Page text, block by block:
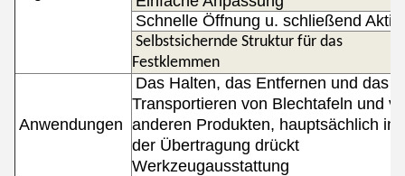
Schnelle Öffnung u. schließend
Selbstsichernde Struktur für das
Festklemmen
Anwendungen
Das Halten, das Entfernen und das
Transportieren von Blechtafeln und
anderen Produkten, hauptsächlich in
der Übertragung drückt
Werkzeugausstattung